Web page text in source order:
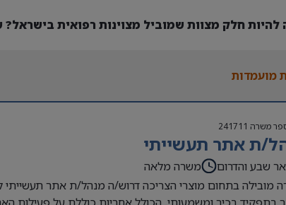
להיות חלק מצוות שמוביל מצוינות רפואית בישראל?
מועמדות
משרה 241711
ת אתר תעשייתי
שבע והדרום
משרה מלאה
מובילה בתחום מוצרי הצריכה דרוש/ה מנהל/ת אתר תעשייתי